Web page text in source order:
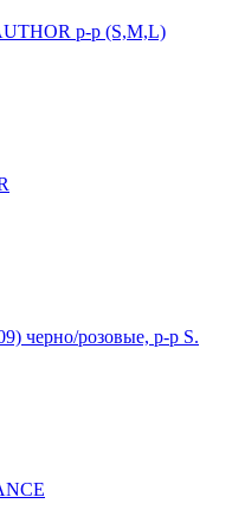
p-p (S,M,L)
черно/розовые, р-р S.